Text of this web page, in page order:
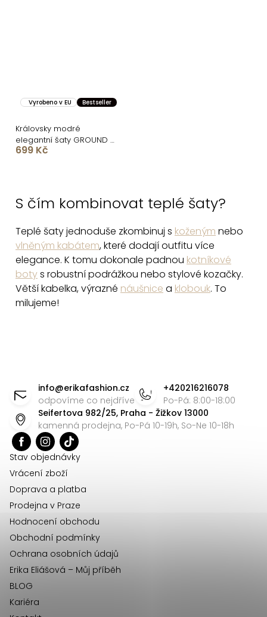
Vyrobeno v EU Bestseller
Královsky modré
elegantní šaty GROUND s
dlouhým rukávem
699 Kč
l
d
a
c
í
ý
p
i
S čím kombinovat teplé šaty?
Teplé šaty jednoduše zkombinuj s koženým nebo
vlněným kabátem, které dodají outfitu více
elegance. K tomu dokonale padnou kotníkové
botys robustní podrážkou nebo stylové kozačky.
Větší kabelka, výrazné náušnice a klobouk. To
milujeme!
info@erikafashion.cz
odpovíme co nejdříve
+420216216078
Po-Pá: 8:00-18:00
Seifertova 982/25, Praha - Žižkov 13000
kamenná prodejna, Po-Pá 10-19h, So-Ne 10-18h
Stav objednávky
Vrácení zboží
Doprava a platba
Prodejna v Praze
Hodnocení obchodu
Obchodní podmínky
Ochrana osobních údajů
Erika Eliášová – Můj příběh
BLOG
Kariéra